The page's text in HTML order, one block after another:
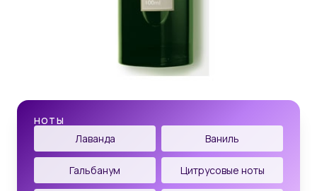
НОТЫ
Лаванда Ваниль
Гальбанум Цитрусовые ноты